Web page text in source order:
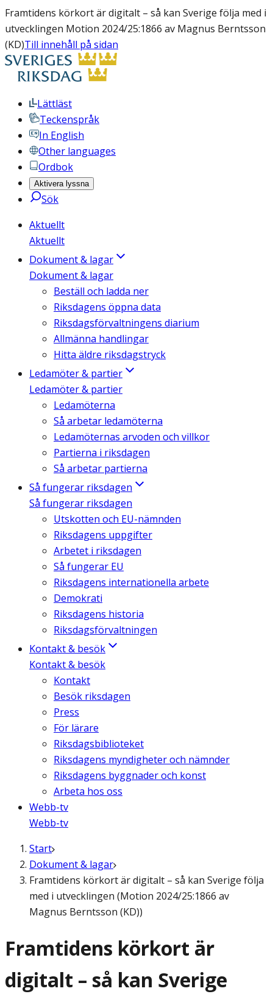
Framtidens körkort är digitalt – så kan Sverige följa med i
utvecklingen Motion 2024/25:1866 av Magnus Berntsson
(KD)Till innehåll på sidan
Lättläst
Teckenspråk
In English
Other languages
Ordbok
Aktivera lyssna
Sök
Aktuellt
Aktuellt
Dokument & lagar
Dokument & lagar
Beställ och ladda ner
Riksdagens öppna data
Riksdagsförvaltningens diarium
Allmänna handlingar
Hitta äldre riksdagstryck
Ledamöter & partier
Ledamöter & partier
Ledamöterna
Så arbetar ledamöterna
Ledamöternas arvoden och villkor
Partierna i riksdagen
Så arbetar partierna
Så fungerar riksdagen
Så fungerar riksdagen
Utskotten och EU-nämnden
Riksdagens uppgifter
Arbetet i riksdagen
Så fungerar EU
Riksdagens internationella arbete
Demokrati
Riksdagens historia
Riksdagsförvaltningen
Kontakt & besök
Kontakt & besök
Kontakt
Besök riksdagen
Press
För lärare
Riksdagsbiblioteket
Riksdagens myndigheter och nämnder
Riksdagens byggnader och konst
Arbeta hos oss
Webb-tv
Webb-tv
Start
Dokument & lagar
Framtidens körkort är digitalt – så kan Sverige följa
med i utvecklingen (Motion 2024/25:1866 av
Magnus Berntsson (KD))
Framtidens körkort är
digitalt – så kan Sverige